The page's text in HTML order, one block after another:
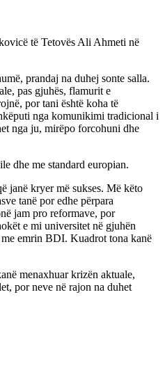
të Tetovës Ali Ahmeti në
prandaj na duhej sonte salla.
pas gjuhës, flamurit e
por tani është koha të
nga komunikimi tradicional i
nga ju, mirëpo forcohuni dhe
dhe me standard europian.
janë kryer më sukses. Më këto
tanë por edhe përpara
jam pro reformave, por
e mi universitet në gjuhën
me emrin BDI. Kuadrot tona kanë
menaxhuar krizën aktuale,
por neve në rajon na duhet